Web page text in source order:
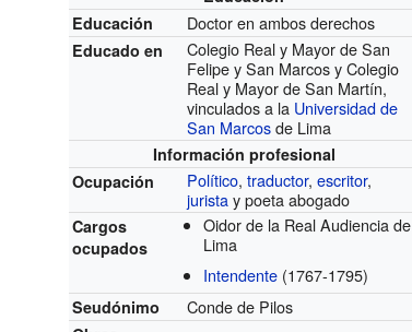
Educación
Doctor en ambos derechos
Educado en
Colegio Real y Mayor de San
Felipe y San Marcos y Colegio
Real y Mayor de San Martín,
vinculados a la Universidad de
San Marcosde Lima
Información profesional
Ocupación
Político,traductor,escritor,
juristay poeta abogado
Cargos
ocupados
Oidor de la Real Audiencia de
Lima
Intendente (1767-1795)
Seudónimo Conde de Pilos